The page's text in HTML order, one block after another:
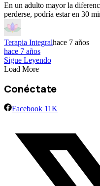
En un adulto mayor la
perderse, podría estar en 30
Terapia Integralhace 7 años
hace 7 años
Sigue Leyendo
Load More
Conéctate
Facebook 11K